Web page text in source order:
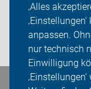
‚Alles
anpassen.
nur technisch
Einwilligung
Presse
Login